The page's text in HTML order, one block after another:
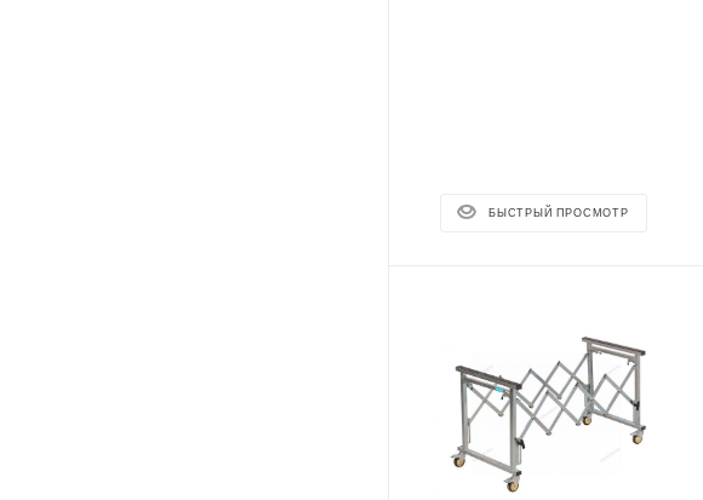
БЫСТРЫЙ ПРОСМОТР